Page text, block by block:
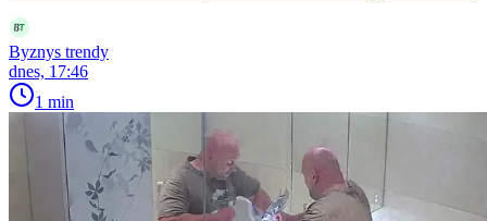
Byznys trendy
dnes, 17:46
1 min